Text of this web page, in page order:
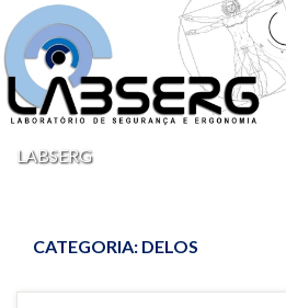
LABSERG
CATEGORIA: DELOS